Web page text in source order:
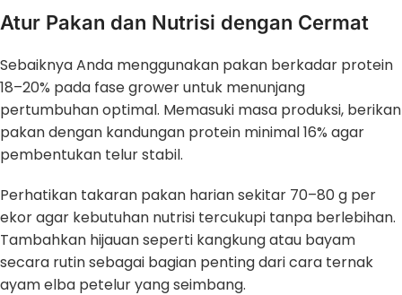
Atur Pakan dan Nutrisi dengan Cermat
Sebaiknya Anda menggunakan pakan berkadar protein
18–20% pada fase grower untuk menunjang
pertumbuhan optimal. Memasuki masa produksi, berikan
pakan dengan kandungan protein minimal 16% agar
pembentukan telur stabil.
Perhatikan takaran pakan harian sekitar 70–80 g per
ekor agar kebutuhan nutrisi tercukupi tanpa berlebihan.
Tambahkan hijauan seperti kangkung atau bayam
secara rutin sebagai bagian penting dari cara ternak
ayam elba petelur yang seimbang.